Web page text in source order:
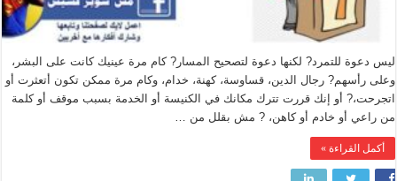
ليس دعوة للتمرد? لكنها دعوة لتصحيح المسار? كام مرة عينيك كانت على البشر،
وعلى رأسهم? رجال الدين، قساوسة، كهنة، خدام، وكام مرة ممكن تكون أتعثرت أو
اتجرحت،? أو إنك قررت تترك مكانك في الكنيسة أو الخدمة بسبب موقف أو كلمة
من راعي أو خادم أو كاهن، ? مش بقلل من …
أكمل القراءة »